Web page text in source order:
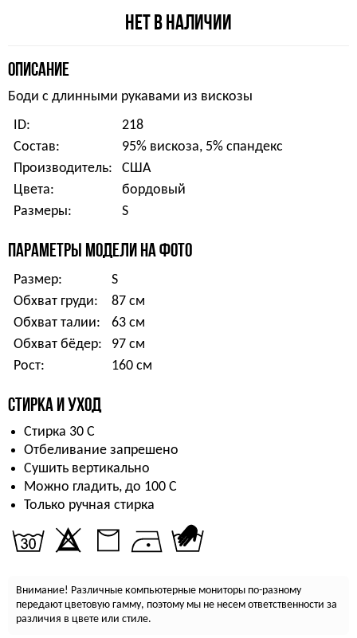
НЕТ В НАЛИЧИИ
ОПИСАНИЕ
Боди с длинными рукавами из вискозы
ID:
218
Состав:
95% вискоза, 5% спандекс
Производитель:
США
Цвета:
бордовый
Размеры:
S
ПАРАМЕТРЫ МОДЕЛИ НА ФОТО
Размер:
S
Обхват груди:
87 см
Обхват талии:
63 см
Обхват бёдер:
97 см
Рост:
160 см
СТИРКА И УХОД
Стирка 30 С
Отбеливание запрешено
Сушить вертикально
Можно гладить, до 100 С
Только ручная стирка
Внимание! Различные компьютерные мониторы по-разному
передают цветовую гамму, поэтому мы не несем ответственности за
различия в цвете или стиле.